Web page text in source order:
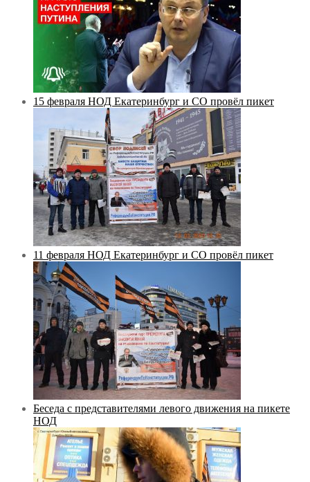
15 февраля НОД Екатеринбург и СО провёл пикет
11 февраля НОД Екатеринбург и СО провёл пикет
Беседа с представителями левого движения на пикете
НОД